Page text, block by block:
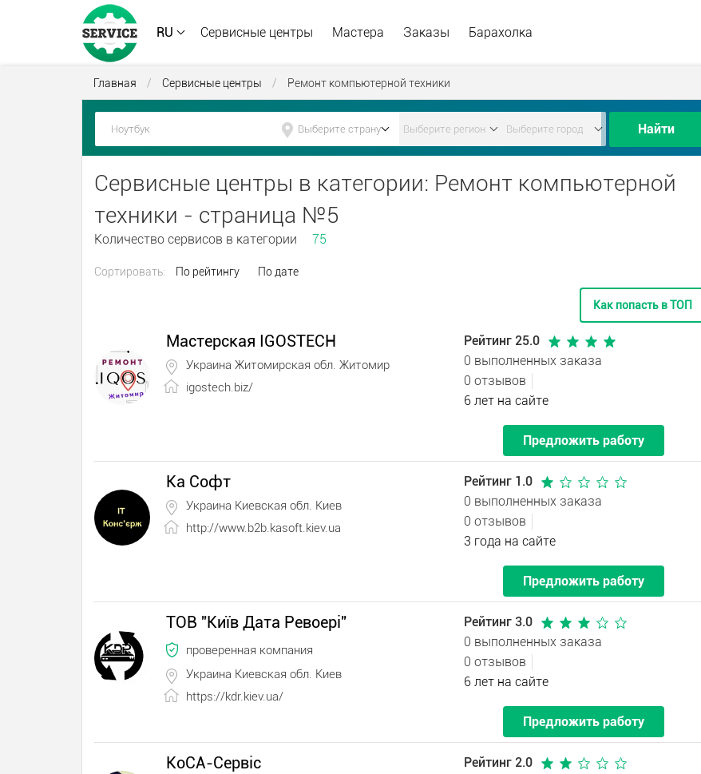
RU Сервисные центры Мастера Заказы Барахолка
Главная / Сервисные центры / Ремонт компьютерной техники
Найти
Сервисные центры в категории: Ремонт компьютерной
техники - страница №5
Количество сервисов в категории 75
Сортировать: По рейтингу По дате
Как попасть в ТОП
Мастерская IGOSTECH
Украина Житомирская обл. Житомир
igostech.biz/
Рейтинг 25.0
0 выполненных заказа
0 отзывов
6 лет на сайте
Предложить работу
Ка Софт
Украина Киевская обл. Киев
http://www.b2b.kasoft.kiev.ua
Рейтинг 1.0
0 выполненных заказа
0 отзывов
3 года на сайте
Предложить работу
ТОВ "Київ Дата Ревоері"
проверенная компания
Украина Киевская обл. Киев
https://kdr.kiev.ua/
Рейтинг 3.0
0 выполненных заказа
0 отзывов
6 лет на сайте
Предложить работу
КоСА-Сервіс
Рейтинг 2.0